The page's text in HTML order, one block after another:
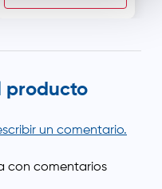
producto
un comentario.